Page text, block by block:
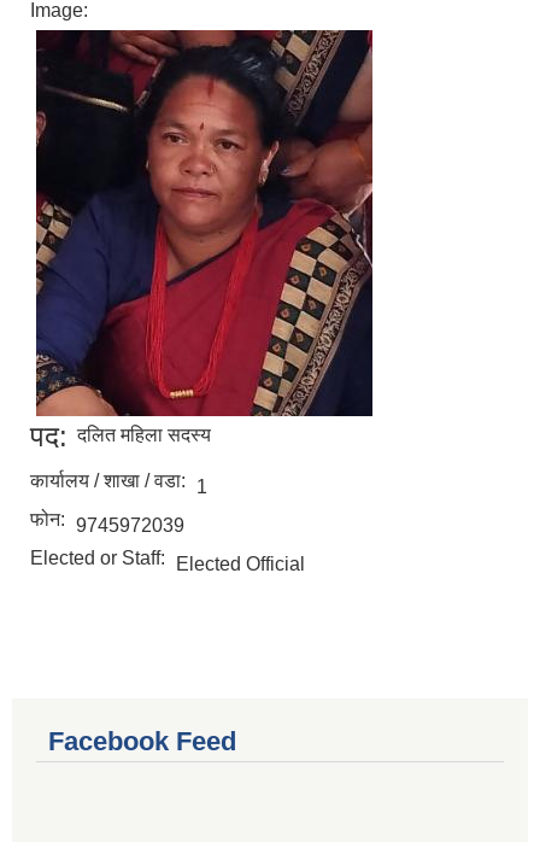
Image:
पद: दलित महिला सदस्य
कार्यालय / शाखा / वडा:
1
फोन: 9745972039
Elected or Staff:
Elected Official
Facebook Feed